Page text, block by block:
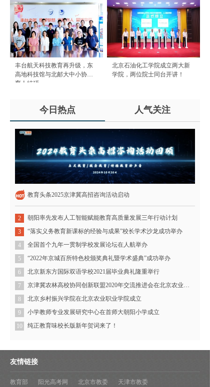
丰台航天科技教育再升级，东
高地科技馆与北邮大中小协同
育人结硕...
北京石油化工学院成立两大新
学院，两位院士同台开讲！
今日热点 人气关注
教育头条2025京津冀高招咨询活动启动
2
朝阳率先发布人工智能赋能教育高质量发展三年行动计划
3
“落实义务教育新课标的经验与成果”校长学术沙龙成功举办
4
全国首个九年一贯制学校发展论坛在人航举办
5
“2022年京城百所特色校颁奖典礼暨学术盛典”成功举办
6
北京新东方国际双语学校2021届毕业典礼隆重举行
7
京津冀农林高校协同创新联盟2020年交流推进会在北京农业职业学院召开
8
北京乡村振兴学院在北京农业职业学院成立
9
小学教师专业发展研究中心在首师大朝阳小学成立
10
纯正教育味校长版新年贺词来了！
友情链接
教育部 阳光高考网 北京市教委 天津市教委